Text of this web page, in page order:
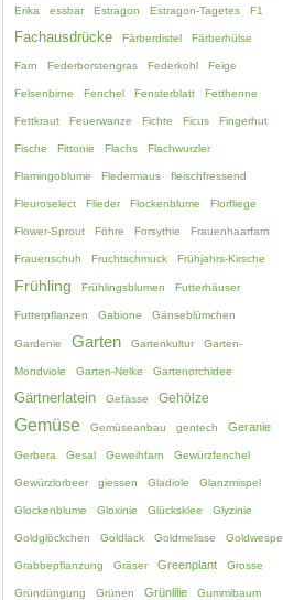
Erika essbar Estragon Estragon-Tagetes F1
Fachausdrücke Färberdistel Färberhülse
Farn Federborstengras Federkohl Feige
Felsenbirne Fenchel Fensterblatt Fetthenne
Fettkraut Feuerwanze Fichte Ficus Fingerhut
Fische Fittonie Flachs Flachwurzler
Flamingoblume Fledermaus fleischfressend
Fleuroselect Flieder Flockenblume Florfliege
Flower-Sprout Föhre Forsythie Frauenhaarfarn
Frauenschuh Fruchtschmuck Frühjahrs-Kirsche
Frühling Frühlingsblumen Futterhäuser
Futterpflanzen Gabione Gänseblümchen
Gardenie Garten Gartenkultur Garten-
Mondviole Garten-Nelke Gartenorchidee
Gärtnerlatein Gefässe Gehölze
Gemüse Gemüseanbau gentech Geranie
Gerbera Gesal Geweihfarn Gewürzfenchel
Gewürzlorbeer giessen Gladiole Glanzmispel
Glockenblume Gloxinie Glücksklee Glyzinie
Goldglöckchen Goldlack Goldmelisse Goldwespe
Grabbepflanzung Gräser Greenplant Grosse
Gründüngung Grünen Grünlilie Gummibaum